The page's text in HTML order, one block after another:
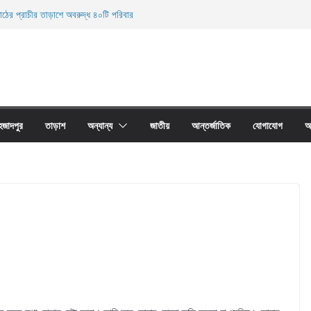
প্রাচীর তাড়াশে অবরুদ্ধ ৪০টি পরিবার
তাড়াশ অন্যান্য জাতীয় আন্তর্জাতিক যোগাযোগ